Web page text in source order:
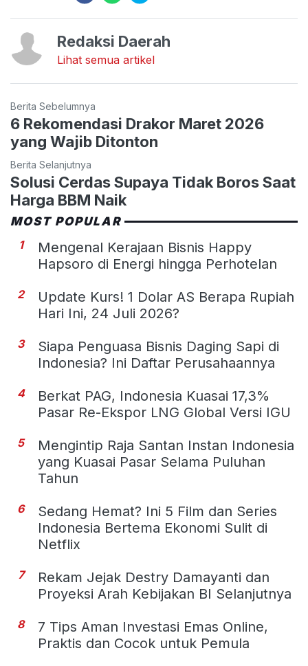
Redaksi Daerah
Lihat semua artikel
Berita Sebelumnya
6 Rekomendasi Drakor Maret 2026
yang Wajib Ditonton
Berita Selanjutnya
Solusi Cerdas Supaya Tidak Boros Saat
Harga BBM Naik
MOST POPULAR
1
Mengenal Kerajaan Bisnis Happy
Hapsoro di Energi hingga Perhotelan
2
Update Kurs! 1 Dolar AS Berapa Rupiah
Hari Ini, 24 Juli 2026?
3
Siapa Penguasa Bisnis Daging Sapi di
Indonesia? Ini Daftar Perusahaannya
4
Berkat PAG, Indonesia Kuasai 17,3%
Pasar Re-Ekspor LNG Global Versi IGU
5
Mengintip Raja Santan Instan Indonesia
yang Kuasai Pasar Selama Puluhan
Tahun
6
Sedang Hemat? Ini 5 Film dan Series
Indonesia Bertema Ekonomi Sulit di
Netflix
7
Rekam Jejak Destry Damayanti dan
Proyeksi Arah Kebijakan BI Selanjutnya
8
7 Tips Aman Investasi Emas Online,
Praktis dan Cocok untuk Pemula